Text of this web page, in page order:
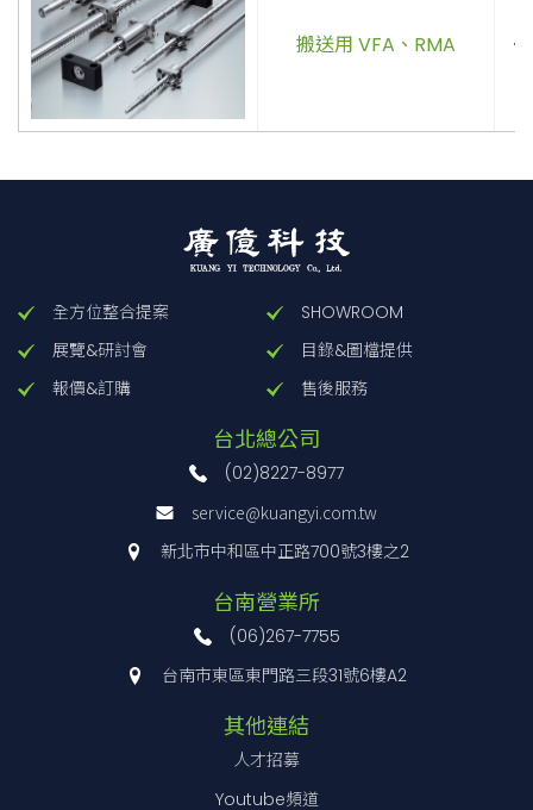
搬送用 VFA、RMA
全方位整合提案
SHOWROOM
展覽&研討會
目錄&圖檔提供
報價&訂購
售後服務
台北總公司
(02)8227-8977
service@kuangyi.com.tw
新北市中和區中正路700號3樓之2
台南營業所
(06)267-7755
台南市東區東門路三段31號6樓A2
其他連結
人才招募
Youtube頻道